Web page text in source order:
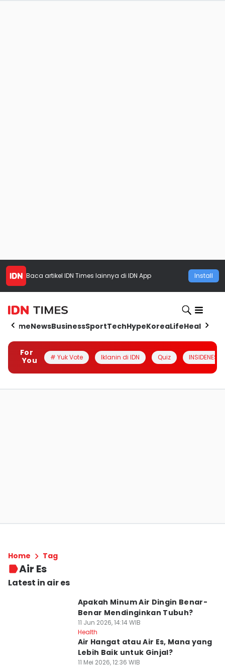
Baca artikel IDN Times lainnya di IDN App Install
HomeNewsBusinessSportTechHypeKoreaLifeHealth
For
You
# Yuk Vote Iklanin di IDN Quiz INSIDENESIA
Home Tag
Air Es
Latest in air es
Apakah Minum Air Dingin Benar-
Benar Mendinginkan Tubuh?
11 Jun 2026, 14:14 WIB
Health
Air Hangat atau Air Es, Mana yang
Lebih Baik untuk Ginjal?
11 Mei 2026, 12:36 WIB